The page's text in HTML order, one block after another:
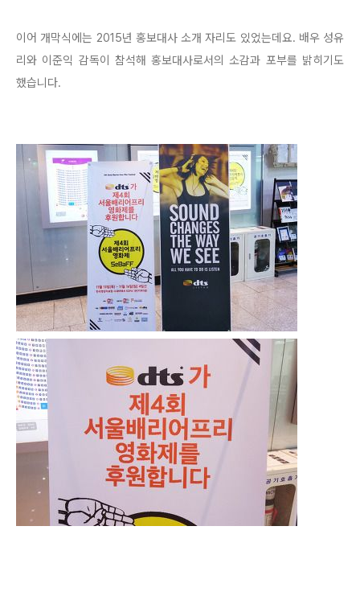
이어 개막식에는 2015년 홍보대사 소개 자리도 있었는데요. 배우 성유
리와 이준익 감독이 참석해 홍보대사로서의 소감과 포부를 밝히기도
했습니다.